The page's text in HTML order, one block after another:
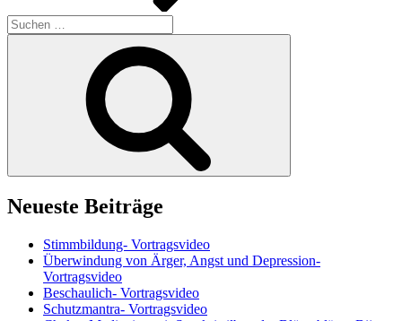
Suchen
nach:
Neueste Beiträge
Stimmbildung- Vortragsvideo
Überwindung von Ärger, Angst und Depression-
Vortragsvideo
Beschaulich- Vortragsvideo
Schutzmantra- Vortragsvideo